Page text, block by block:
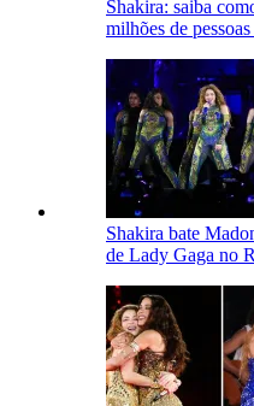
Shakira: saiba
milhões de
Shakira bate
de Lady Gaga no